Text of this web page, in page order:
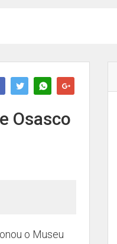
Osasco
o Museu